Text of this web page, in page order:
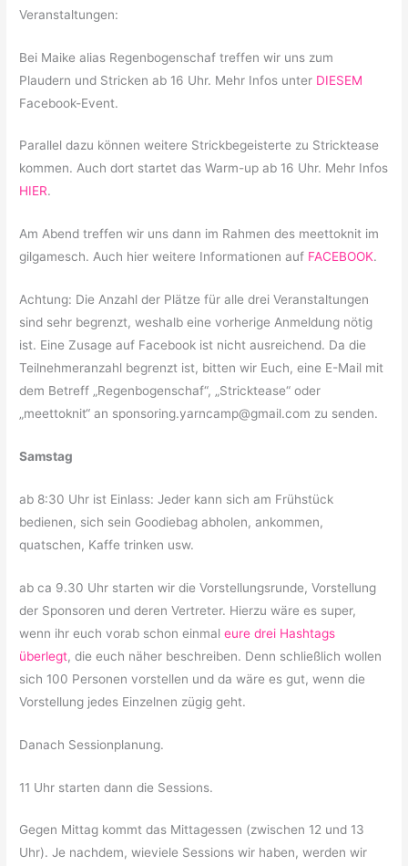
Veranstaltungen:
Bei Maike alias Regenbogenschaf treffen wir uns zum
Plaudern und Stricken ab 16 Uhr. Mehr Infos unter DIESEM
Facebook-Event.
Parallel dazu können weitere Strickbegeisterte zu Stricktease
kommen. Auch dort startet das Warm-up ab 16 Uhr. Mehr Infos
HIER.
Am Abend treffen wir uns dann im Rahmen des meettoknit im
gilgamesch. Auch hier weitere Informationen auf FACEBOOK.
Achtung: Die Anzahl der Plätze für alle drei Veranstaltungen
sind sehr begrenzt, weshalb eine vorherige Anmeldung nötig
ist. Eine Zusage auf Facebook ist nicht ausreichend. Da die
Teilnehmeranzahl begrenzt ist, bitten wir Euch, eine E-Mail mit
dem Betreff „Regenbogenschaf“, „Stricktease“ oder
„meettoknit“ an sponsoring.yarncamp@gmail.com zu senden.
Samstag
ab 8:30 Uhr ist Einlass: Jeder kann sich am Frühstück
bedienen, sich sein Goodiebag abholen, ankommen,
quatschen, Kaffe trinken usw.
ab ca 9.30 Uhr starten wir die Vorstellungsrunde, Vorstellung
der Sponsoren und deren Vertreter. Hierzu wäre es super,
wenn ihr euch vorab schon einmaleure drei Hashtags
überlegt, die euch näher beschreiben. Denn schließlich wollen
sich 100 Personen vorstellen und da wäre es gut, wenn die
Vorstellung jedes Einzelnen zügig geht.
Danach Sessionplanung.
11 Uhr starten dann die Sessions.
Gegen Mittag kommt das Mittagessen (zwischen 12 und 13
Uhr). Je nachdem, wieviele Sessions wir haben, werden wir